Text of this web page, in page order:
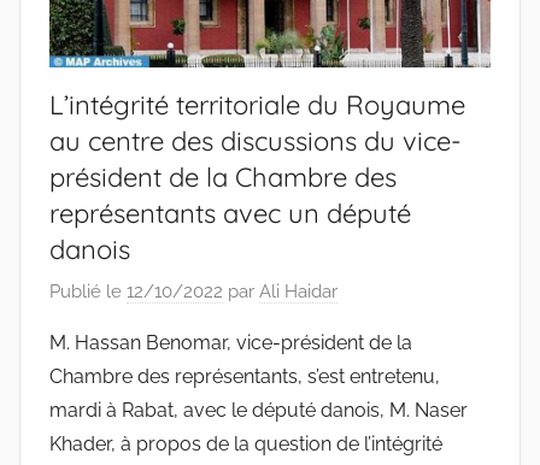
L’intégrité territoriale du Royaume
au centre des discussions du vice-
président de la Chambre des
représentants avec un député
danois
Publié le 12/10/2022 par Ali Haidar
M. Hassan Benomar, vice-président de la
Chambre des représentants, s’est entretenu,
mardi à Rabat, avec le député danois, M. Naser
Khader, à propos de la question de l’intégrité